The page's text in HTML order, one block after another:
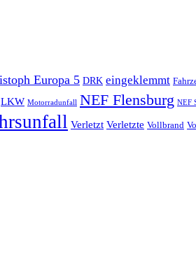
Europa 5 DRK eingeklemmt
LKW Motorradunfall NEF Flensburg NEF
Verletzt Verletzte Vollbrand